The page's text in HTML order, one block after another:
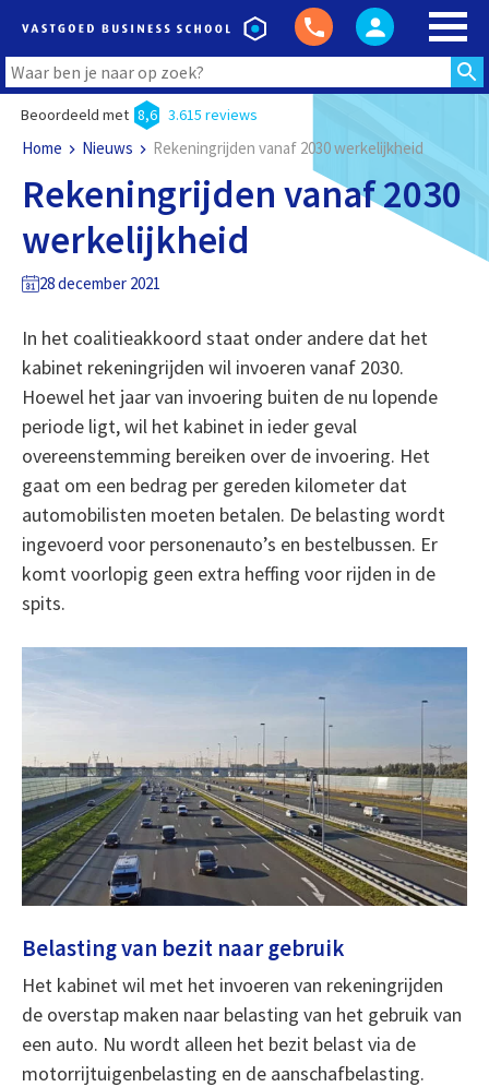
Beoordeeld met 8,6 3.615 reviews
Home Nieuws Rekeningrijden vanaf 2030 werkelijkheid
Rekeningrijden vanaf 2030
werkelijkheid
28 december 2021
In het coalitieakkoord staat onder andere dat het
kabinet rekeningrijden wil invoeren vanaf 2030.
Hoewel het jaar van invoering buiten de nu lopende
periode ligt, wil het kabinet in ieder geval
overeenstemming bereiken over de invoering. Het
gaat om een bedrag per gereden kilometer dat
automobilisten moeten betalen. De belasting wordt
ingevoerd voor personenauto’s en bestelbussen. Er
komt voorlopig geen extra heffing voor rijden in de
spits.
Belasting van bezit naar gebruik
Het kabinet wil met het invoeren van rekeningrijden
de overstap maken naar belasting van het gebruik van
een auto. Nu wordt alleen het bezit belast via de
motorrijtuigenbelasting en de aanschafbelasting.